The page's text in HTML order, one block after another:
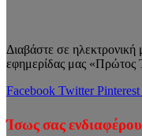
Διαβάστε σε
εφημερίδας μας «Πρώτος
Facebook Twitter Pinterest
Ίσως σας